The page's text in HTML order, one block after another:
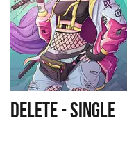
DELETE - SINGLE